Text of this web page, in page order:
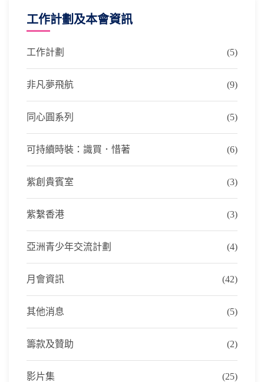
工作計劃及本會資訊
工作計劃 (5)
非凡夢飛航 (9)
同心圓系列 (5)
可持續時裝：識買．惜著 (6)
紫創貴賓室 (3)
紫繫香港 (3)
亞洲青少年交流計劃 (4)
月會資訊 (42)
其他消息 (5)
籌款及贊助 (2)
影片集 (25)